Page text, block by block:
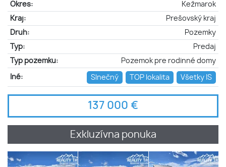
Okres:
Kežmarok
Kraj:
Prešovský kraj
Druh:
Pozemky
Typ:
Predaj
Typ pozemku:
Pozemok pre rodinné domy
Iné: Slnečný TOP lokalita Všetky IS
137 000 €
Exkluzívna ponuka